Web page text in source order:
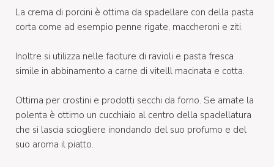
La crema di porcini è ottima da spadellare con della pasta
corta come ad esempio penne rigate, maccheroni e ziti.
Inoltre si utilizza nelle faciture di ravioli e pasta fresca
simile in abbinamento a carne di vitelll macinata e cotta.
Ottima per crostini e prodotti secchi da forno. Se amate la
polenta è ottimo un cucchiaio al centro della spadellatura
che si lascia sciogliere inondando del suo profumo e del
suo aroma il piatto.